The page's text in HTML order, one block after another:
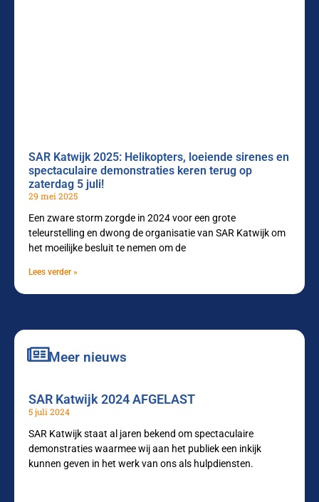
SAR Katwijk 2025: Helikopters, loeiende sirenes en
spectaculaire demonstraties keren terug op
zaterdag 5 juli!
29 mei 2025
Een zware storm zorgde in 2024 voor een grote
teleurstelling en dwong de organisatie van SAR Katwijk om
het moeilijke besluit te nemen om de
Lees verder »
Meer nieuws
SAR Katwijk 2024 AFGELAST
5 juli 2024
SAR Katwijk staat al jaren bekend om spectaculaire
demonstraties waarmee wij aan het publiek een inkijk
kunnen geven in het werk van ons als hulpdiensten.